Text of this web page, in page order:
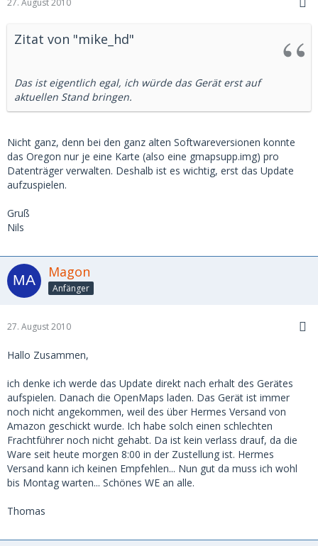
27. August 2010
Zitat von "mike_hd"
Das ist eigentlich egal, ich würde das Gerät erst auf
aktuellen Stand bringen.
Nicht ganz, denn bei den ganz alten Softwareversionen konnte
das Oregon nur je eine Karte (also eine gmapsupp.img) pro
Datenträger verwalten. Deshalb ist es wichtig, erst das Update
aufzuspielen.
Gruß
Nils
Magon
Anfänger
27. August 2010
Hallo Zusammen,
ich denke ich werde das Update direkt nach erhalt des Gerätes
aufspielen. Danach die OpenMaps laden. Das Gerät ist immer
noch nicht angekommen, weil des über Hermes Versand von
Amazon geschickt wurde. Ich habe solch einen schlechten
Frachtführer noch nicht gehabt. Da ist kein verlass drauf, da die
Ware seit heute morgen 8:00 in der Zustellung ist. Hermes
Versand kann ich keinen Empfehlen... Nun gut da muss ich wohl
bis Montag warten... Schönes WE an alle.
Thomas